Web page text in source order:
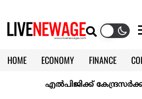
HOME ECONOMY FINANCE
KERALA @70
എല്‍പിജിക്ക് കേന്ദ്രസർക്കാർ